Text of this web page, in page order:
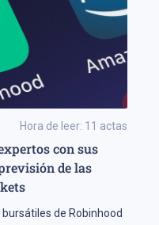
Hora de leer: 11 actas
con sus
de las
de Robinhood